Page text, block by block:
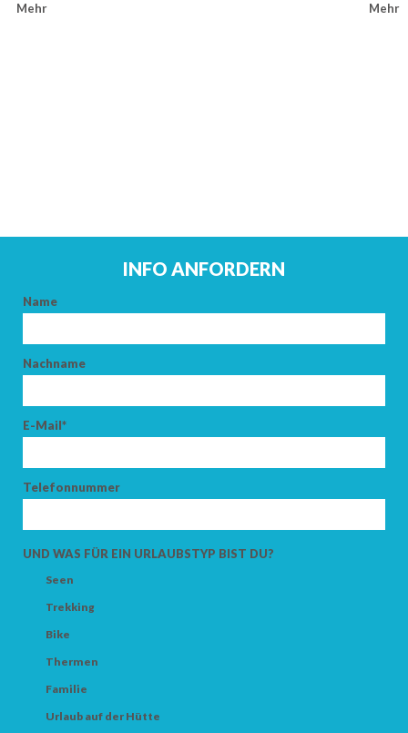
ERWACHSENE
Mehr Mehr
INFO ANFORDERN
Name
Nachname
E-Mail*
Telefonnummer
UND WAS FÜR EIN URLAUBSTYP BIST DU?
Seen
Trekking
Bike
Thermen
Familie
Urlaub auf der Hütte